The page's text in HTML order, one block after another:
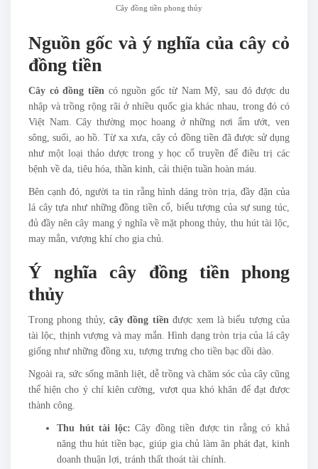
Cây đồng tiền phong thủy
Nguồn gốc và ý nghĩa của cây cỏ
đồng tiền
Cây cỏ đồng tiền có nguồn gốc từ Nam Mỹ, sau đó được du
nhập và trồng rộng rãi ở nhiều quốc gia khác nhau, trong đó có
Việt Nam. Cây thường mọc hoang ở những nơi ẩm ướt, ven
sông, suối, ao hồ. Từ xa xưa, cây cỏ đồng tiền đã được sử dụng
như một loại thảo dược trong y học cổ truyền để điều trị các
bệnh về da, tiêu hóa, thần kinh, cải thiện tuần hoàn máu.
Bên cạnh đó, người ta tin rằng hình dáng tròn trịa, đầy đặn của
lá cây tựa như những đồng tiền cổ, biểu tượng của sự sung túc,
đủ đầy nên cây mang ý nghĩa về mặt phong thủy, thu hút tài lộc,
may mắn, vượng khí cho gia chủ.
Ý nghĩa cây đồng tiền phong
thủy
Trong phong thủy,cây đồng tiềnđược xem là biểu tượng của
tài lộc, thịnh vượng và may mắn. Hình dạng tròn trịa của lá cây
giống như những đồng xu, tượng trưng cho tiền bạc dồi dào.
Ngoài ra, sức sống mãnh liệt, dễ trồng và chăm sóc của cây cũng
thể hiện cho ý chí kiên cường, vượt qua khó khăn để đạt được
thành công.
Thu hút tài lộc: Cây đồng tiền được tin rằng có khả
năng thu hút tiền bạc, giúp gia chủ làm ăn phát đạt, kinh
doanh thuận lợi, tránh thất thoát tài chính.